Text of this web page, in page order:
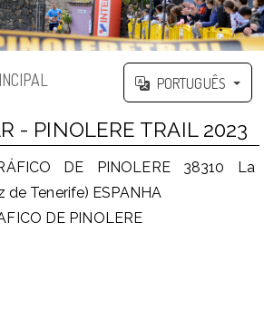
PORTUGUÊS
- PINOLERE TRAIL 2023
DE PINOLERE 38310 La
de Tenerife) ESPANHA
DE PINOLERE